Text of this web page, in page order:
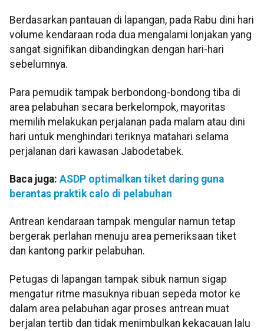
Berdasarkan pantauan di lapangan, pada Rabu dini hari
volume kendaraan roda dua mengalami lonjakan yang
sangat signifikan dibandingkan dengan hari-hari
sebelumnya.
Para pemudik tampak berbondong-bondong tiba di
area pelabuhan secara berkelompok, mayoritas
memilih melakukan perjalanan pada malam atau dini
hari untuk menghindari teriknya matahari selama
perjalanan dari kawasan Jabodetabek.
Baca juga: ASDP optimalkan tiket daring guna
berantas praktik calo di pelabuhan
Antrean kendaraan tampak mengular namun tetap
bergerak perlahan menuju area pemeriksaan tiket
dan kantong parkir pelabuhan.
Petugas di lapangan tampak sibuk namun sigap
mengatur ritme masuknya ribuan sepeda motor ke
dalam area pelabuhan agar proses antrean muat
berjalan tertib dan tidak menimbulkan kekacauan lalu